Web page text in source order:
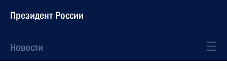
Президент России
Новости